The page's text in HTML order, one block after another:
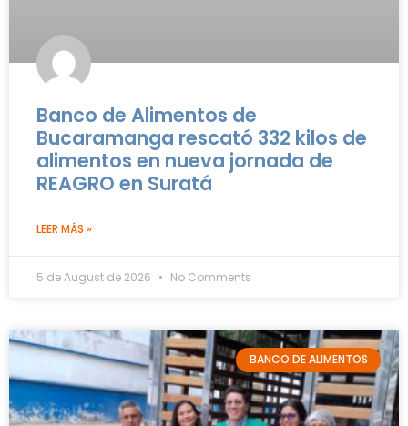
Banco de Alimentos de
Bucaramanga rescató 332 kilos de
alimentos en nueva jornada de
REAGRO en Suratá
LEER MÁS »
5 de August de 2026 No Comments
BANCO DE ALIMENTOS